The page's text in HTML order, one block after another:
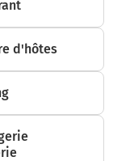
d'hôtes